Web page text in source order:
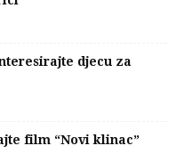
djecu za
film “Novi klinac”